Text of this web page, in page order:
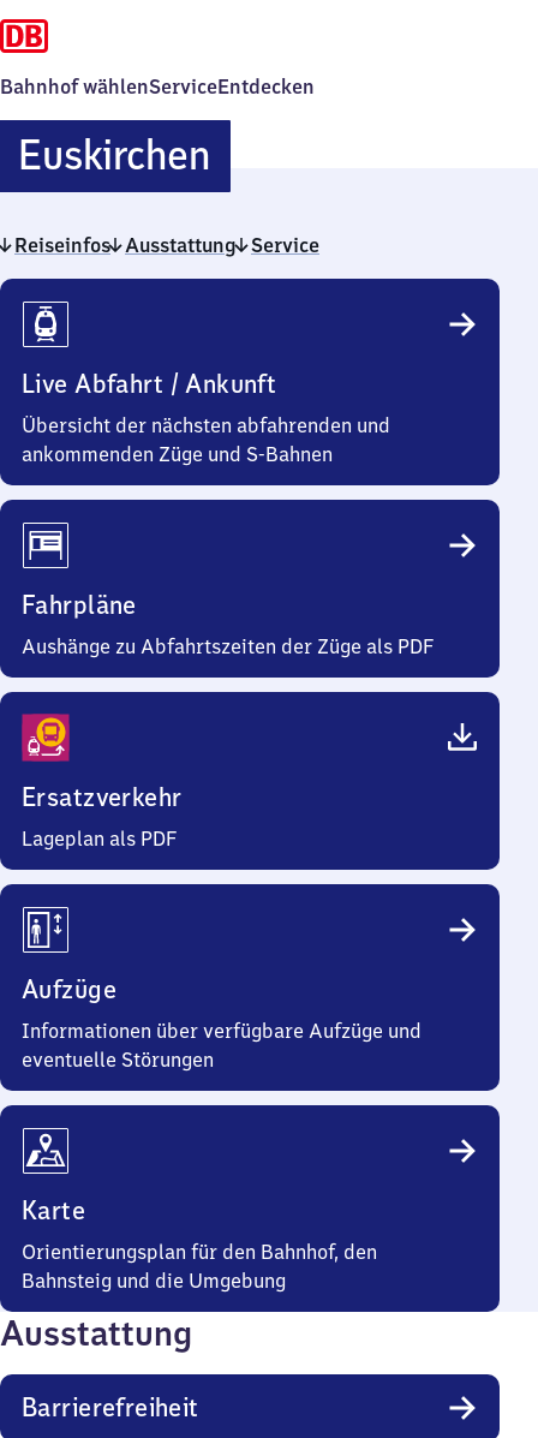
Bahnhof wählenServiceEntdecken
EuskirchenEuskirchen
Reiseinfos Ausstattung Service
Reiseinfos
Live Abfahrt / Ankunft
Übersicht der nächsten abfahrenden und
ankommenden Züge und S-Bahnen
Fahrpläne
Aushänge zu Abfahrtszeiten der Züge als PDF
Ersatzverkehr
Lageplan als PDF
Aufzüge
Informationen über verfügbare Aufzüge und
eventuelle Störungen
Karte
Orientierungsplan für den Bahnhof, den
Bahnsteig und die Umgebung
Ausstattung
Barrierefreiheit